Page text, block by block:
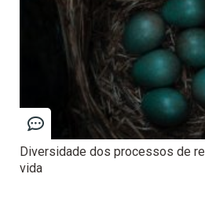
Diversidade dos processos de
vida